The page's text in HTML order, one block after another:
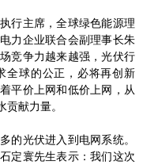
行主席，全球绿色能源理
力企业联合会副理事长朱
竞争力越来越强，光伏行
全球的公正，必将再创新
平价上网和低价上网，从
献力量。
的光伏进入到电网系统。
定寰先生表示：我们这次